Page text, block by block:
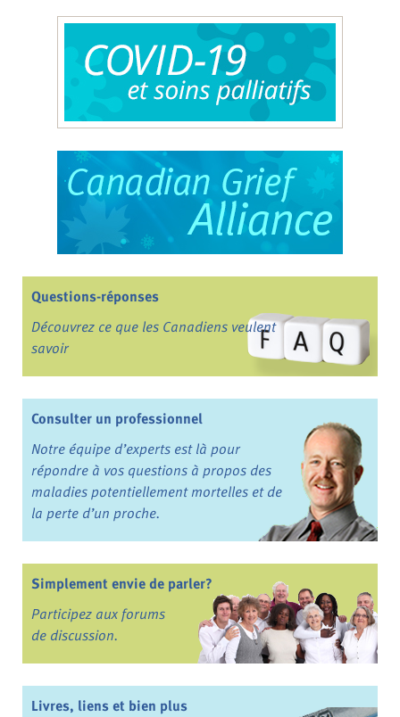
Questions-réponses
Découvrez ce que les Canadiens veulent
savoir
Consulter un professionnel
Notre équipe d’experts est là pour
répondre à vos questions à propos des
maladies potentiellement mortelles et de
la perte d’un proche.
Simplement envie de parler?
Participez aux forums
de discussion.
Livres, liens et bien plus